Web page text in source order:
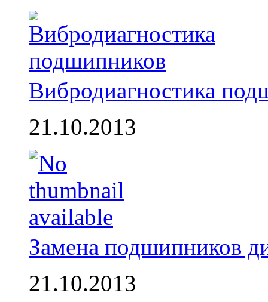
Вибродиагностика
21.10.2013
Замена подшипников
21.10.2013